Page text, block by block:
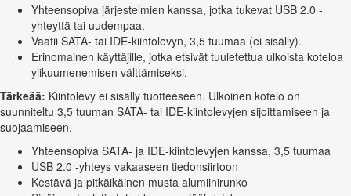
Yhteensopiva järjestelmien kanssa, jotka tukevat USB 2.0 -
yhteyttä tai uudempaa.
Vaatii SATA- tai IDE-kiintolevyn, 3,5 tuumaa (ei sisälly).
Erinomainen käyttäjille, jotka etsivät tuuletettua ulkoista koteloa
ylikuumenemisen välttämiseksi.
Tärkeää: Kiintolevy ei sisälly tuotteeseen. Ulkoinen kotelo on
suunniteltu 3,5 tuuman SATA- tai IDE-kiintolevyjen sijoittamiseen ja
suojaamiseen.
Yhteensopiva SATA- ja IDE-kiintolevyjen kanssa, 3,5 tuumaa
USB 2.0 -yhteys vakaaseen tiedonsiirtoon
Kestävä ja pitkäikäinen musta alumiinirunko